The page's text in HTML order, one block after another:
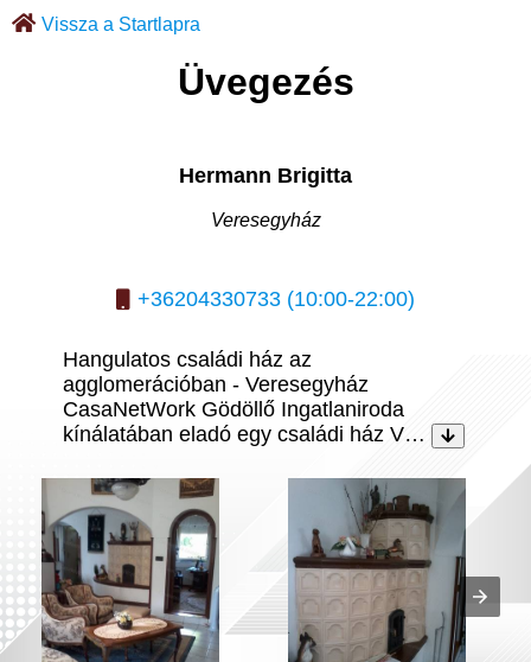
Vissza a Startlapra
Üvegezés
Hermann Brigitta
Veresegyház
+36204330733 (10:00-22:00)
Hangulatos családi ház az
agglomerációban - Veresegyház
CasaNetWork Gödöllő Ingatlaniroda
kínálatában eladó egy családi ház V…